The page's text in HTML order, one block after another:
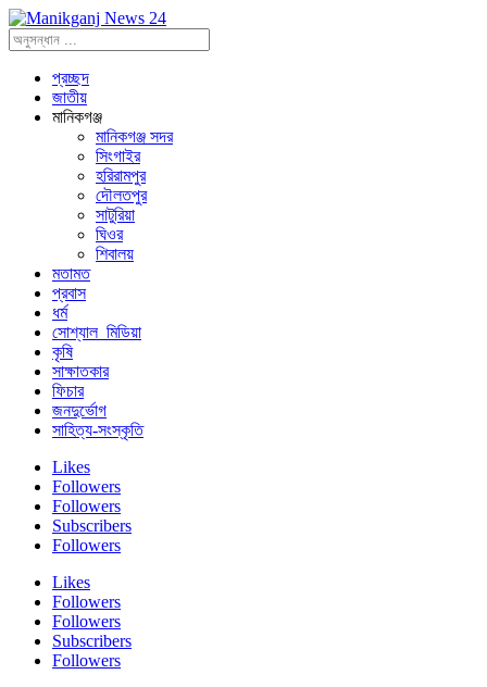
প্রচ্ছদ
জাতীয়
মানিকগঞ্জ
মানিকগঞ্জ সদর
সিংগাইর
হরিরামপুর
দৌলতপুর
সাটুরিয়া
ঘিওর
শিবালয়
মতামত
প্রবাস
ধর্ম
সোশ্যাল_মিডিয়া
কৃষি
সাক্ষাতকার
ফিচার
জনদুর্ভোগ
সাহিত্য-সংস্কৃতি
Likes
Followers
Followers
Subscribers
Followers
Likes
Followers
Followers
Subscribers
Followers